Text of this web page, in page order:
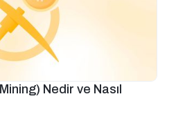
Nedir ve Nasıl